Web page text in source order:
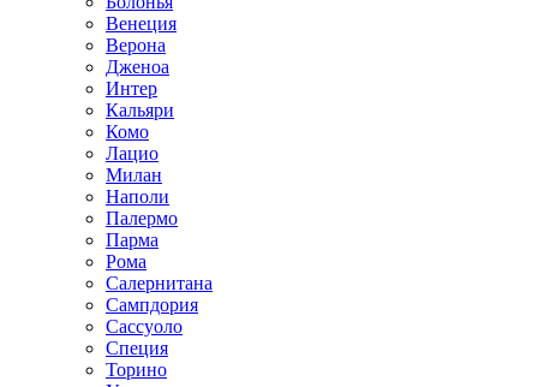
Венеция
Верона
Дженоа
Интер
Кальяри
Комо
Лацио
Милан
Наполи
Палермо
Парма
Рома
Салернитана
Сампдория
Сассуоло
Специя
Торино